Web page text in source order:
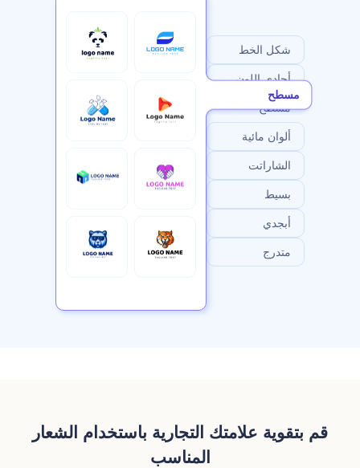
شكل الخط
أحادي اللون
مسطح
ألوان مائية
الشاراتت
بسيط
أبجدي
متدرج
مسطح
قم بتقوية علامتك التجارية باستخدام الشعار
المناسب